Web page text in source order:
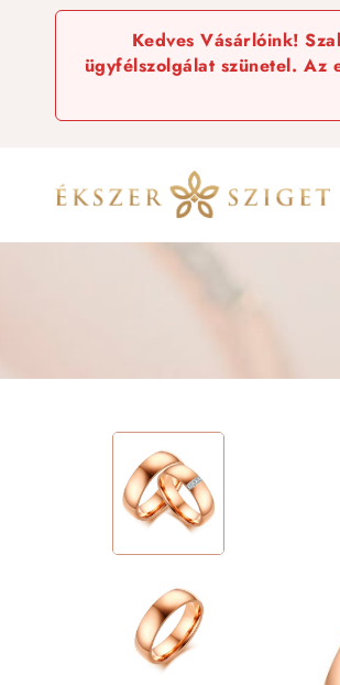
Kedves Vásárlóink!
ügyfélszolgálat szünetel. Az